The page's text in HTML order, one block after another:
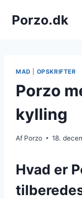
Porzo.dk
MAD OPSKRIFTER
Porzo
kylling
Af Porzo 18.
Hvad er